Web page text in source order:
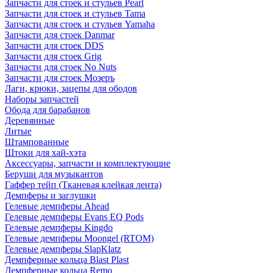
Запчасти для стоек и стульев Pearl
Запчасти для стоек и стульев Tama
Запчасти для стоек и стульев Yamaha
Запчасти для стоек Danmar
Запчасти для стоек DDS
Запчасти для стоек Grig
Запчасти для стоек No Nuts
Запчасти для стоек Мозеръ
Лаги, крюки, зацепы для ободов
Наборы запчастей
Обода для барабанов
Деревянные
Литые
Штампованные
Штоки для хай-хэта
Аксессуары, запчасти и комплектующие
Беруши для музыкантов
Гаффер тейп (Тканевая клейкая лента)
Демпферы и заглушки
Гелевые демпферы Ahead
Гелевые демпферы Evans EQ Pods
Гелевые демпферы Kingdo
Гелевые демпферы Moongel (RTOM)
Гелевые демпферы SlapKlatz
Демпферные кольца Blast Plast
Демпферные кольца Remo